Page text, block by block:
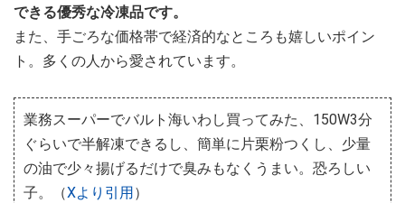
できる優秀な冷凍品です。
また、手ごろな価格帯で経済的なところも嬉しいポイン
ト。多くの人から愛されています。
業務スーパーでバルト海いわし買ってみた、150W3分
ぐらいで半解凍できるし、簡単に片栗粉つくし、少量
の油で少々揚げるだけで臭みもなくうまい。恐ろしい
子。（Xより引用）